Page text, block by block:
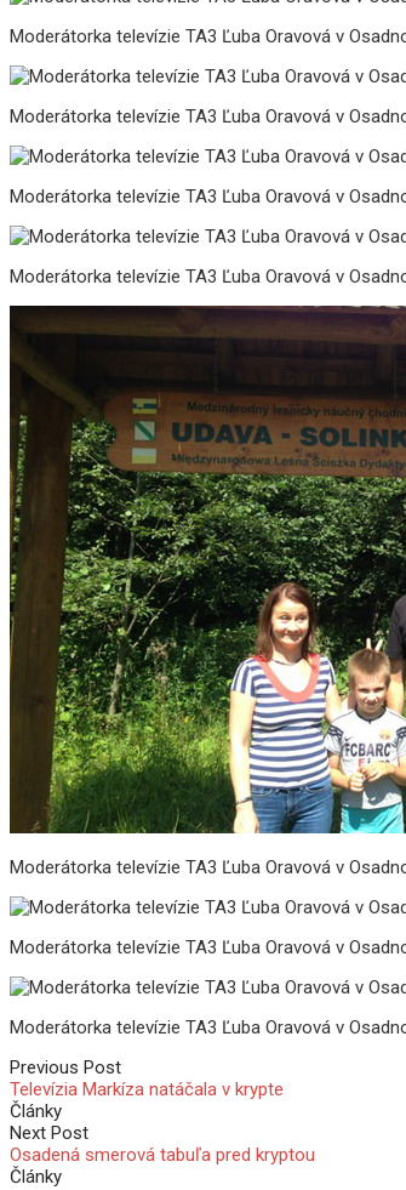
Moderátorka televízie TA3 Ľuba Oravová v
Moderátorka televízie TA3 Ľuba Oravová v
Moderátorka televízie TA3 Ľuba Oravová v
Moderátorka televízie TA3 Ľuba Oravová v
Moderátorka televízie TA3 Ľuba Oravová v
Moderátorka televízie TA3 Ľuba Oravová v
Moderátorka televízie TA3 Ľuba Oravová v
Previous Post
Televízia Markíza natáčala v krypte
Články
Next Post
Osadená smerová tabuľa pred kryptou
Články